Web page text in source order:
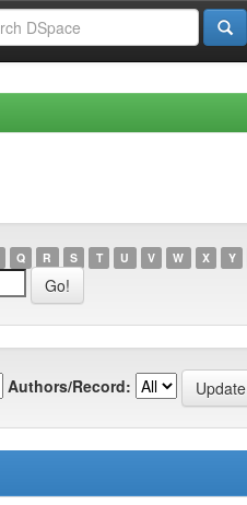
Q R S T U V W X Y
Authors/Record: